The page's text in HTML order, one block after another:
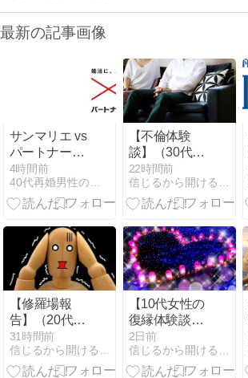
最新の記事画像
サンマリエ vs
パートナーエ
ージェント徹
底比較【2026
年最新版】40
おすすめなの
はどっち？
4時間前
40代再婚男性の婚活完全ガイド
【不倫体験
談】（30代女
性）彼氏が居
ながらも妻子
持ちの課長
22時間前
信じるから開ける！恋愛占い | lierre提供の無料占い
【修羅場報
告】（20代男
性）最悪のタ
イミングで会
ってしまいま
31時間前
信じるから開ける！恋愛占い | lierre提供の無料占い
【10代女性の
復縁体験談】
自分の気持ち
に正直になり
ました
2日前
信じるから開ける！恋愛占い | lierre提供の無料占い